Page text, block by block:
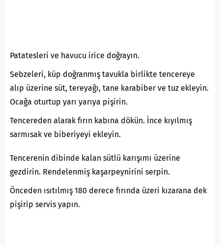
Patatesleri ve havucu irice doğrayın.
Sebzeleri, küp doğranmış tavukla birlikte tencereye
alıp üzerine süt, tereyağı, tane karabiber ve tuz ekleyin.
Ocağa oturtup yarı yarıya pişirin.
Tencereden alarak fırın kabına dökün. İnce kıyılmış
sarmısak ve biberiyeyi ekleyin.
Tencerenin dibinde kalan sütlü karışımı üzerine
gezdirin. Rendelenmiş kaşarpeynirini serpin.
Önceden ısıtılmış 180 derece fırında üzeri kızarana dek
pişirip servis yapın.